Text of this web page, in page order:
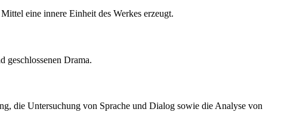
eine innere Einheit des Werkes erzeugt.
geschlossenen Drama.
die Untersuchung von Sprache und Dialog sowie die Analyse von